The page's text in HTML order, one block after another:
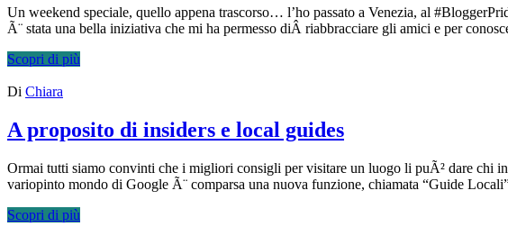
Un weekend speciale, quello appena trascorso… l’ho passato a Venezia, al
Ã¨ stata una bella iniziativa che mi ha permesso diÂ riabbracciare gli amici e per
Scopri di più
Di Chiara
A proposito di insiders e local guides
Ormai tutti siamo convinti che i migliori consigli per visitare un luogo li puÃ² dare chi
variopinto mondo di Google Ã¨ comparsa una nuova funzione, chiamata “Guide
Scopri di più